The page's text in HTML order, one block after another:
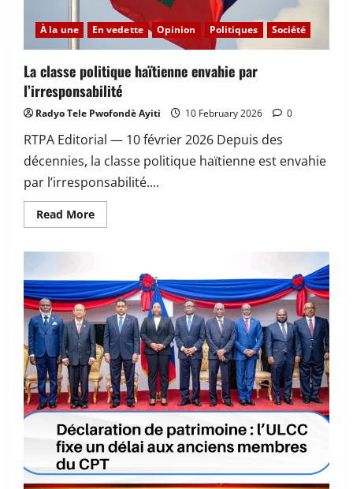
À la une En vedette Opinion Politiques Société
La classe politique haïtienne envahie par
l’irresponsabilité
Radyo Tele Pwofondè Ayiti 10 February 2026 0
RTPA Editorial — 10 février 2026 Depuis des
décennies, la classe politique haïtienne est envahie
par l’irresponsabilité....
Read MoreRead
more
haïtienne
envahie
par
l’irresponsabilité